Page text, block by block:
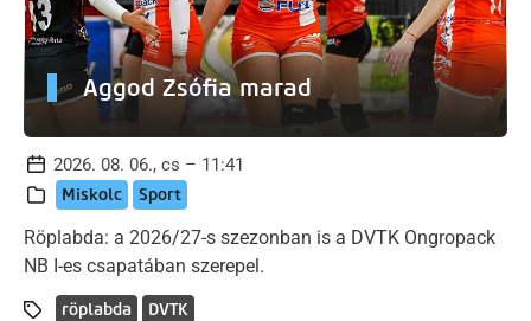
Aggod Zsófia marad
2026. 08. 06., cs – 11:41
Miskolc Sport
Röplabda: a 2026/27-s szezonban is a DVTK Ongropack
NB I-es csapatában szerepel.
röplabda DVTK